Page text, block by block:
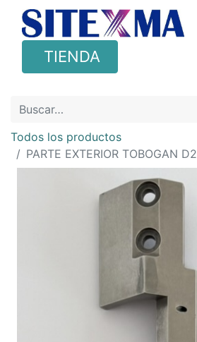
TIENDA
Todos los productos
PARTE EXTERIOR TOBOGAN D2